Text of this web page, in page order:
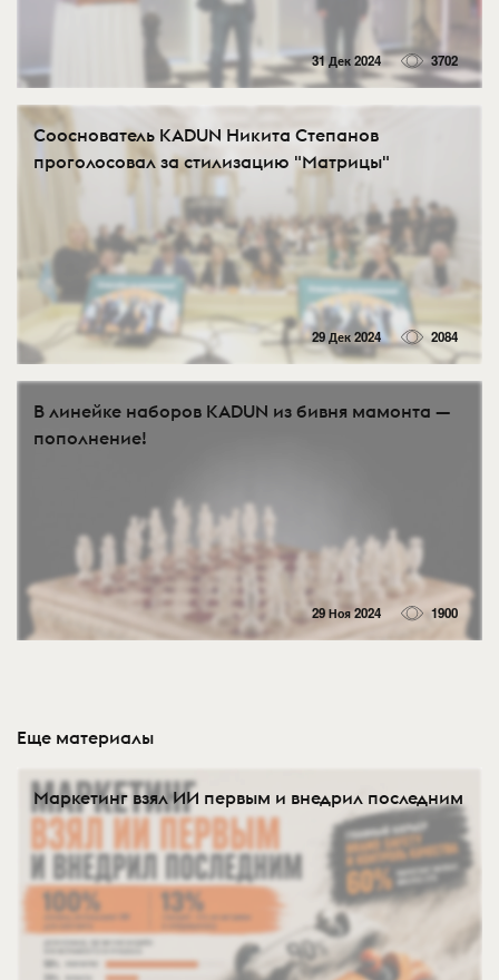
31 Дек 2024 3702
Сооснователь KADUN Никита Степанов
проголосовал за стилизацию "Матрицы"
29 Дек 2024 2084
В линейке наборов KADUN из бивня мамонта —
пополнение!
29 Ноя 2024 1900
Еще материалы
Маркетинг взял ИИ первым и внедрил последним